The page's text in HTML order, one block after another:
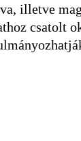
illetve
csatolt